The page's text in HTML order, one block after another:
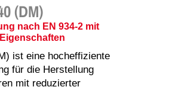
(DM)
nach EN 934-2 mit
ist eine hocheffiziente
für die Herstellung
mit reduzierter